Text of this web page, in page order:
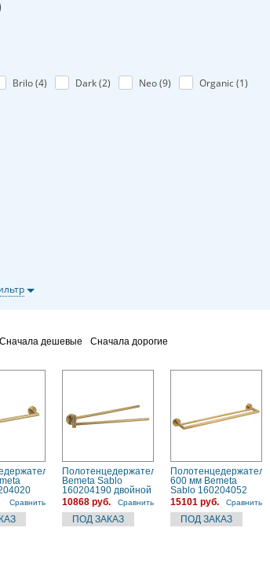
Brilo (4) Dark (2) Neo (9) Organic (1)
Сначала дешевые Сначала дорогие
Сравнить
Полотенцедержатель
Bemeta Sablo
160204190 двойной
поворотный
10868 руб. Сравнить
Полотенцедержатель
600 мм Bemeta
Sablo 160204052
двойной
15101 руб. Сравнить